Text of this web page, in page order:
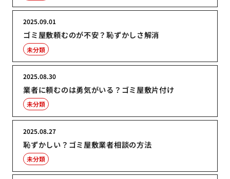
ゴミ屋敷頼むのが不安？恥ずかしさ解消
2025.09.01
未分類
業者に頼むのは勇気がいる？ゴミ屋敷片付け
2025.08.30
未分類
恥ずかしい？ゴミ屋敷業者相談の方法
2025.08.27
未分類